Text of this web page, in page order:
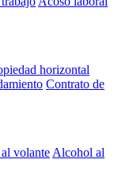
horizontal
Contrato de
volante Alcohol al